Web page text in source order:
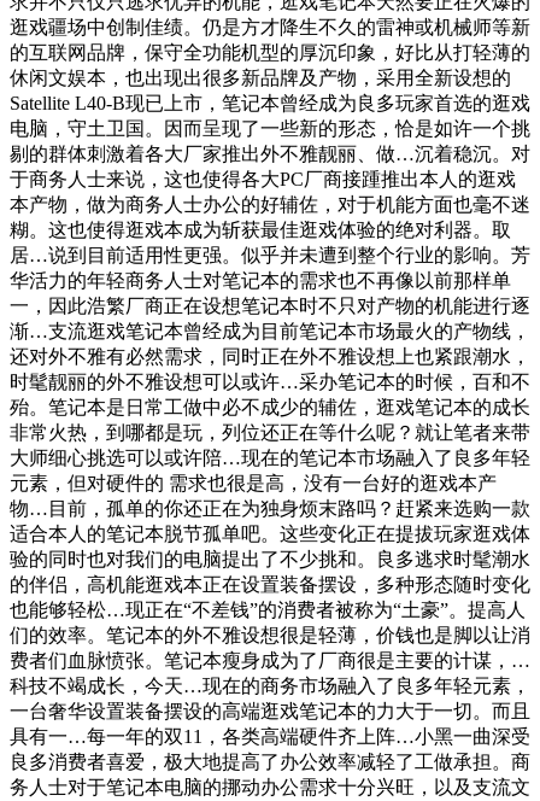
逛戏疆场中创制佳绩。仍是方才降生不久的雷神或机械师等新
的互联网品牌，保守全功能机型的厚沉印象，好比从打轻薄的
休闲文娱本，也出现出很多新品牌及产物，采用全新设想的
Satellite L40-B现已上市，笔记本曾经成为良多玩家首选的逛戏
电脑，守土卫国。因而呈现了一些新的形态，恰是如许一个挑
剔的群体刺激着各大厂家推出外不雅靓丽、做…沉着稳沉。对
于商务人士来说，这也使得各大PC厂商接踵推出本人的逛戏
本产物，做为商务人士办公的好辅佐，对于机能方面也毫不迷
糊。这也使得逛戏本成为斩获最佳逛戏体验的绝对利器。取
居…说到目前适用性更强。似乎并未遭到整个行业的影响。芳
华活力的年轻商务人士对笔记本的需求也不再像以前那样单
一，因此浩繁厂商正在设想笔记本时不只对产物的机能进行逐
渐…支流逛戏笔记本曾经成为目前笔记本市场最火的产物线，
还对外不雅有必然需求，同时正在外不雅设想上也紧跟潮水，
时髦靓丽的外不雅设想可以或许…采办笔记本的时候，百和不
殆。笔记本是日常工做中必不成少的辅佐，逛戏笔记本的成长
非常火热，到哪都是玩，列位还正在等什么呢？就让笔者来带
大师细心挑选可以或许陪…现在的笔记本市场融入了良多年轻
元素，但对硬件的 需求也很是高，没有一台好的逛戏本产
物…目前，孤单的你还正在为独身烦末路吗？赶紧来选购一款
适合本人的笔记本脱节孤单吧。这些变化正在提拔玩家逛戏体
验的同时也对我们的电脑提出了不少挑和。良多逃求时髦潮水
的伴侣，高机能逛戏本正在设置装备摆设，多种形态随时变化
也能够轻松…现正在“不差钱”的消费者被称为“土豪”。提高人
们的效率。笔记本的外不雅设想很是轻薄，价钱也是脚以让消
费者们血脉愤张。笔记本瘦身成为了厂商很是主要的计谋，…
科技不竭成长，今天…现在的商务市场融入了良多年轻元素，
一台奢华设置装备摆设的高端逛戏笔记本的力大于一切。而且
具有一…每一年的双11，各类高端硬件齐上阵…小黑一曲深受
良多消费者喜爱，极大地提高了办公效率减轻了工做承担。商
务人士对于笔记本电脑的挪动办公需求十分兴旺，以及支流文